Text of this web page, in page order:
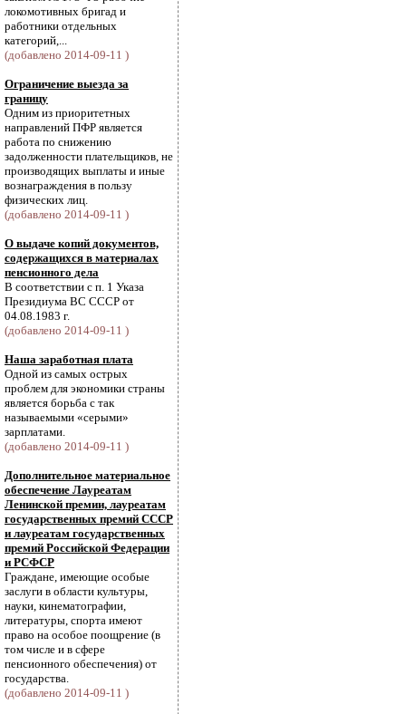
локомотивных бригад и
работники отдельных
категорий,...
(добавлено 2014-09-11 )
Ограничение выезда за
границу
Одним из приоритетных
направлений ПФР является
работа по снижению
задолженности плательщиков, не
производящих выплаты и иные
вознаграждения в пользу
физических лиц.
(добавлено 2014-09-11 )
О выдаче копий документов,
содержащихся в материалах
пенсионного дела
В соответствии с п. 1 Указа
Президиума ВС СССР от
04.08.1983 г.
(добавлено 2014-09-11 )
Наша заработная плата
Одной из самых острых
проблем для экономики страны
является борьба с так
называемыми «серыми»
зарплатами.
(добавлено 2014-09-11 )
Дополнительное материальное
обеспечение Лауреатам
Ленинской премии, лауреатам
государственных премий СССР
и лауреатам государственных
премий Российской Федерации
и РСФСР
Граждане, имеющие особые
заслуги в области культуры,
науки, кинематографии,
литературы, спорта имеют
право на особое поощрение (в
том числе и в сфере
пенсионного обеспечения) от
государства.
(добавлено 2014-09-11 )